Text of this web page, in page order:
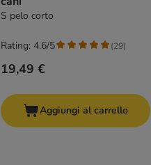
S pelo corto
19,49 €
Rating: 4.6/5 (29)
Aggiungi al carrello